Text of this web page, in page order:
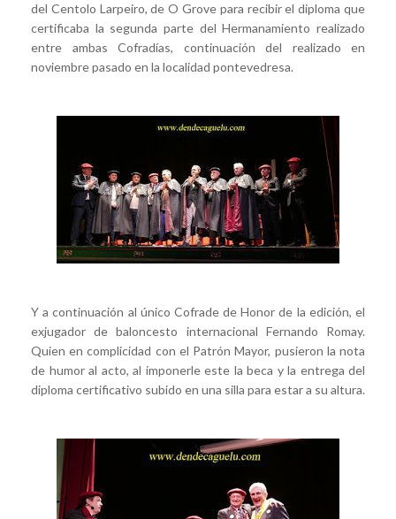
del Centolo Larpeiro, de O Grove para recibir el diploma que
certificaba la segunda parte del Hermanamiento realizado
entre ambas Cofradías, continuación del realizado en
noviembre pasado en la localidad pontevedresa.
Y a continuación al único Cofrade de Honor de la edición, el
exjugador de baloncesto internacional Fernando Romay.
Quien en complicidad con el Patrón Mayor, pusieron la nota
de humor al acto, al imponerle este la beca y la entrega del
diploma certificativo subido en una silla para estar a su altura.